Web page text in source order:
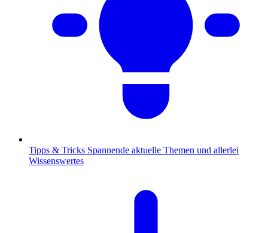
Tipps & Tricks Spannende aktuelle Themen und allerlei
Wissenswertes